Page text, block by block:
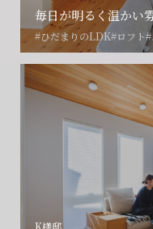
毎日が明るく温かい
#ひだまりのLDK#ロフト
営業時
営業時